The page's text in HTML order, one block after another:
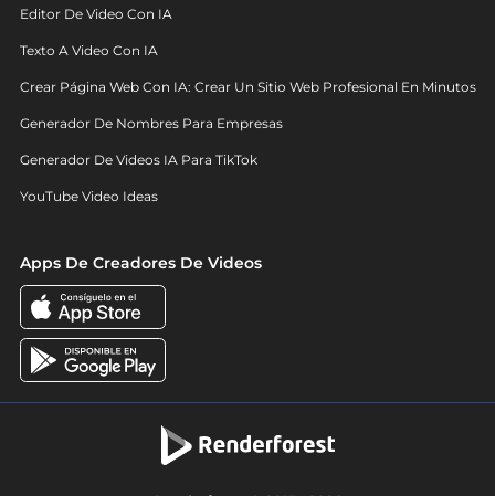
Editor De Video Con IA
Texto A Video Con IA
Crear Página Web Con IA: Crear Un Sitio Web Profesional En Minutos
Generador De Nombres Para Empresas
Generador De Videos IA Para TikTok
YouTube Video Ideas
Apps De Creadores De Videos